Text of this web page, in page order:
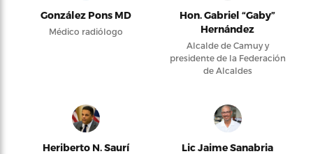
González Pons MD
Médico radiólogo
Hon. Gabriel “Gaby”
Hernández
Alcalde de Camuy y
presidente de la Federación
de Alcaldes
Heriberto N. Saurí Lic Jaime Sanabria